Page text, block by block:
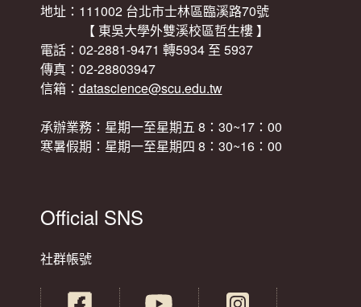
地址：111002 台北市士林區臨溪路70號
【 東吳大學外雙溪校區哲生樓 】
電話：02-2881-9471 轉5934 至 5937
傳真：02-28803947
信箱： datascience@scu.edu.tw
承辦業務：星期一至星期五 8：30~17：00
寒暑假期：星期一至星期四 8：30~16：00
Official SNS
社群帳號